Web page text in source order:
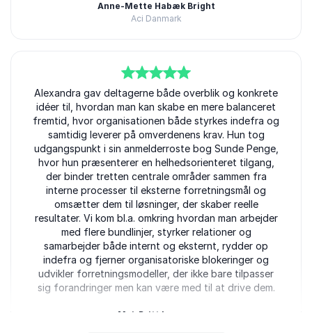
Anne-Mette Habæk Bright
Aci Danmark
5ud af5
Alexandra gav deltagerne både overblik og konkrete
idéer til, hvordan man kan skabe en mere balanceret
fremtid, hvor organisationen både styrkes indefra og
samtidig leverer på omverdenens krav. Hun tog
udgangspunkt i sin anmelderroste bog Sunde Penge,
hvor hun præsenterer en helhedsorienteret tilgang,
der binder tretten centrale områder sammen fra
interne processer til eksterne forretningsmål og
omsætter dem til løsninger, der skaber reelle
resultater. Vi kom bl.a. omkring hvordan man arbejder
med flere bundlinjer, styrker relationer og
samarbejder både internt og eksternt, rydder op
indefra og fjerner organisatoriske blokeringer og
udvikler forretningsmodeller, der ikke bare tilpasser
sig forandringer men kan være med til at drive dem.
Mai-Britt Iversen